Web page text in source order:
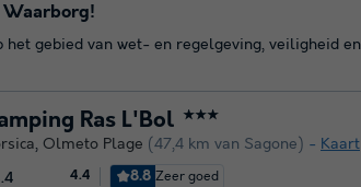
Ras L'Bol ★★★
, Olmeto Plage (47,4 km van Sagone) Kaart
4.4 8.8 Zeer goed
gebied van wet- en regelgeving, veiligheid